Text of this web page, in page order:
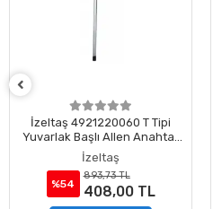
İzeltaş 4921220060 T Tipi
Yuvarlak Başlı Allen Anahtar
6 mm
İzeltaş
%54
893,73 TL
408,00 TL